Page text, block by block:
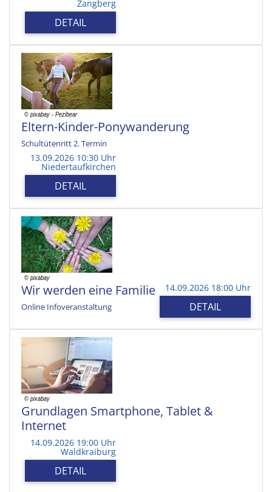
Zangberg
DETAIL
Eltern-Kinder-Ponywanderung
Schultütenritt 2. Termin
13.09.2026 10:30 Uhr
Niedertaufkirchen
DETAIL
Wir werden eine Familie
Online Infoveranstaltung
14.09.2026 18:00 Uhr
DETAIL
Grundlagen Smartphone, Tablet &
Internet
14.09.2026 19:00 Uhr
Waldkraiburg
DETAIL